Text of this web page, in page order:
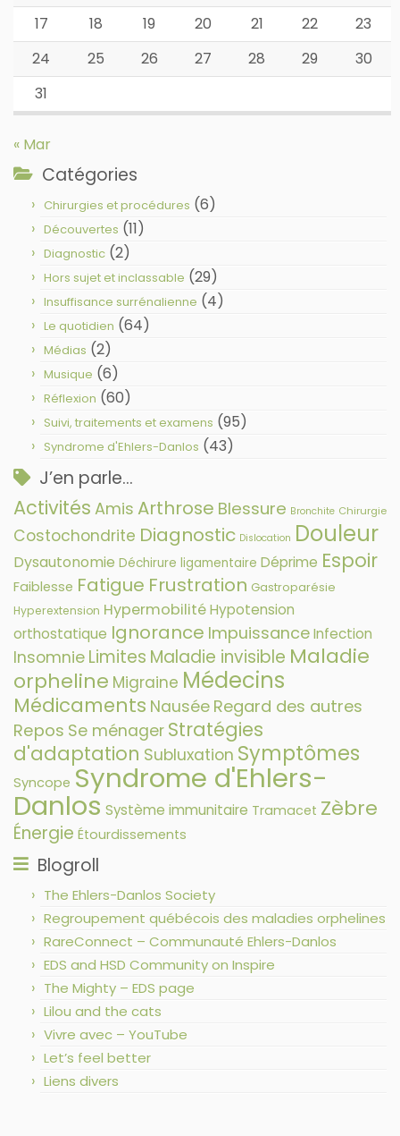
17
18 19 20 21 22
23
24
25 26 27 28 29
30
31
« Mar
Catégories
Chirurgies et procédures (6)
Découvertes (11)
Diagnostic (2)
Hors sujet et inclassable (29)
Insuffisance surrénalienne (4)
Le quotidien (64)
Médias (2)
Musique (6)
Réflexion (60)
Suivi, traitements et examens (95)
Syndrome d'Ehlers-Danlos (43)
J’en parle…
Activités Amis Arthrose Blessure Bronchite Chirurgie
Costochondrite Diagnostic Dislocation Douleur
Dysautonomie Déchirure ligamentaire Déprime Espoir
Faiblesse Fatigue Frustration Gastroparésie
Hyperextension HypermobilitéHypotension
orthostatique Ignorance ImpuissanceInfection
Insomnie Limites Maladie invisible Maladie
orpheline Migraine Médecins
Médicaments Nausée Regard des autres
Repos Se ménager Stratégies
d'adaptation Subluxation Symptômes
Syncope Syndrome d'Ehlers-
Danlos Système immunitaire Tramacet Zèbre
Énergie Étourdissements
Blogroll
The Ehlers-Danlos Society
Regroupement québécois des maladies orphelines
RareConnect – Communauté Ehlers-Danlos
EDS and HSD Community on Inspire
The Mighty – EDS page
Lilou and the cats
Vivre avec – YouTube
Let’s feel better
Liens divers